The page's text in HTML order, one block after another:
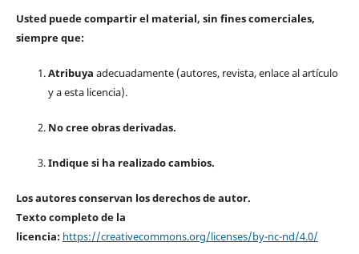
Usted puede compartir el material, sin fines comerciales,
siempre que:
Atribuya adecuadamente (autores, revista, enlace al artículo
y a esta licencia).
No cree obras derivadas.
Indique si ha realizado cambios.
Los autores conservan los derechos de autor.
Texto completo de la
licencia: https://creativecommons.org/licenses/by-nc-nd/4.0/